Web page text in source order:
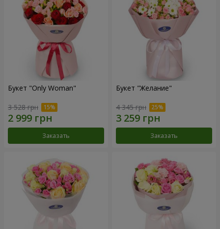
Букет "Only Woman"
3 528 грн
Заказать
Букет "Желание"
4 345 грн
Заказать